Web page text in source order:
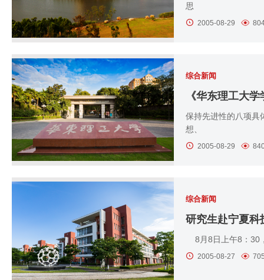
思
2005-08-29
综合新闻
《华东理工大
保持先进性的八项具
想、
2005-08-29
综合新闻
研究生赴宁夏科
8月8日上午8：30
2005-08-27